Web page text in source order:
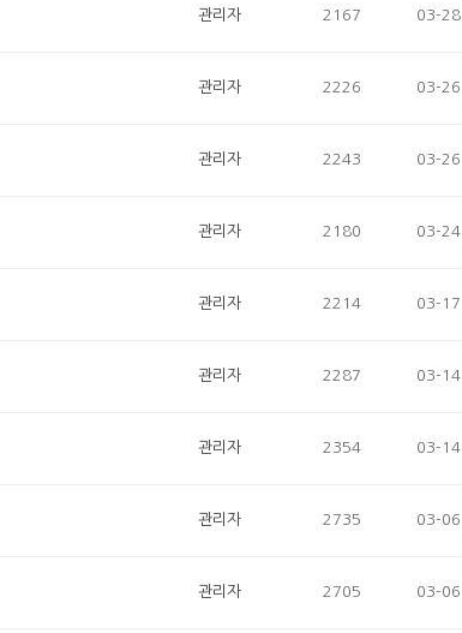
관리자 2167 03-28
관리자 2226 03-26
관리자 2243 03-26
관리자 2180 03-24
관리자 2214 03-17
관리자 2287 03-14
관리자 2354 03-14
관리자 2735 03-06
관리자 2705 03-06